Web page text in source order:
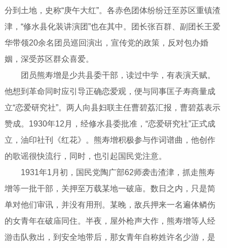
分到土地，史称“庚午大红”。各赤色团体纷纷迁至苏区重镇渣
津，“修水县化装讲演团”也在其中。团长张百群、副团长王爱
华带领20余名团员巡回演出，宣传党的政策，反对包办婚
姻，深受苏区群众喜爱。
团员熊寿增是少共县委干部，读过中学，有表演天赋。
他想到革命同时应引导正确恋爱观，便与同事匡子寿商量成
立“恋爱研究社”。两人向县妇联主任曹碧荔汇报，曹碧荔表示
赞成。1930年12月，经修水县委批准，“恋爱研究社”正式成
立，油印社刊《红花》。熊寿增积极参与作词谱曲，他创作
的歌谣很快流行，同时，也引起国民党注意。
1931年1月初，国民党陶广部62师袭击渣津，抓走熊寿
增等一批干部，关押至万载某地一破庙。数日之内，只是简
单对他们审讯，并没有用刑。某晚，敌兵押来一名遍体鳞伤
的女青年在破庙同住。半夜，屋外枪声大作，熊寿增等人经
游击队救出，到安全地带后，那女青年自称姓许名少游，是